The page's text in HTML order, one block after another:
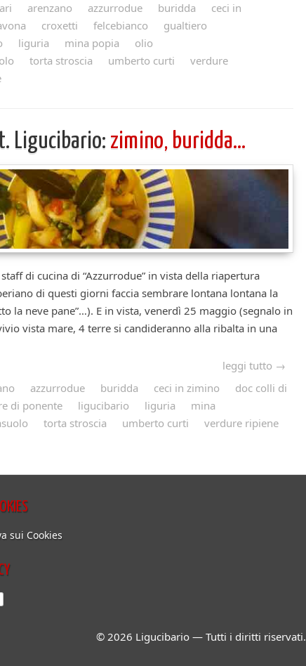
arenzano azzurrodue buridda
ceci in
croxetti felcebianco
gualtiero
liguria mina popia
olio
torta stroscia umberto curti
verdure
Ligucibario: zimino, buridda…
di cucina di “Azzurrodue” in vista della riapertura
di questi giorni faccia sembrare lontana lontana la
la neve pane”…). E in vista, venerdì 25 maggio (segnalo in
vista mare, 4 terre si candideranno alla ribalta in una
leggi tutto →
azzurrodue buridda ceci in zimino
doc colli di
di ponente ligucibario liguria
mina
torta stroscia umberto curti verdure ripiene
sui Cookies
© 2026 Ligucibario — Tutti i diritti riservati.